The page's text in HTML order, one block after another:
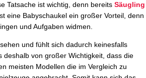
Tatsache ist wichtig, denn bereits Säugling
eine Babyschaukel ein großer Vorteil, denn
und Aufgaben widmen.
und fühlt sich dadurch keinesfalls
deshalb von großer Wichtigkeit, dass die
meisten Modellen die im Vergleich zu